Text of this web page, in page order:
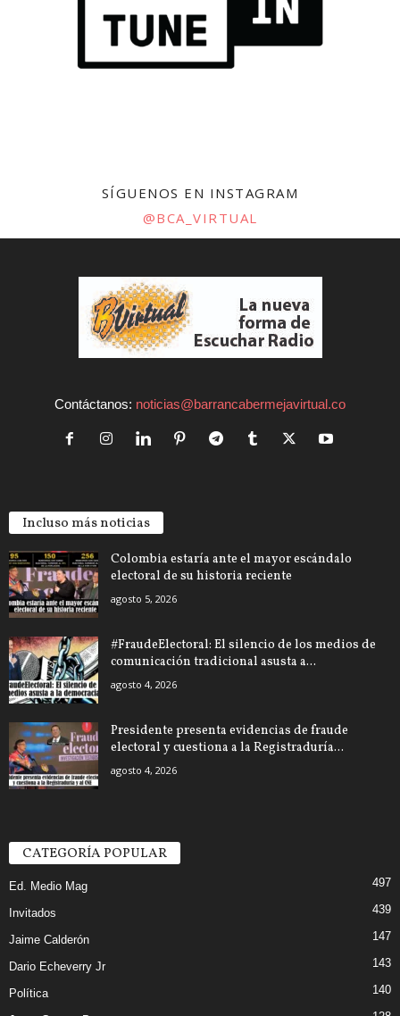
SÍGUENOS EN INSTAGRAM
@BCA_VIRTUAL
Contáctanos: noticias@barrancabermejavirtual.co
Incluso más noticias
Colombia estaría ante el mayor escándalo
electoral de su historia reciente
agosto 5, 2026
#FraudeElectoral: El silencio de los medios de
comunicación tradicional asusta a...
agosto 4, 2026
Presidente presenta evidencias de fraude
electoral y cuestiona a la Registraduría...
agosto 4, 2026
CATEGORÍA POPULAR
Ed. Medio Mag 497
Invitados 439
Jaime Calderón 147
Dario Echeverry Jr 143
Política 140